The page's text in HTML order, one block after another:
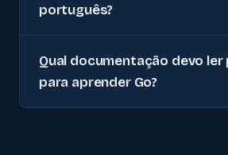
português?
Qual documentação devo ler
para aprender Go?